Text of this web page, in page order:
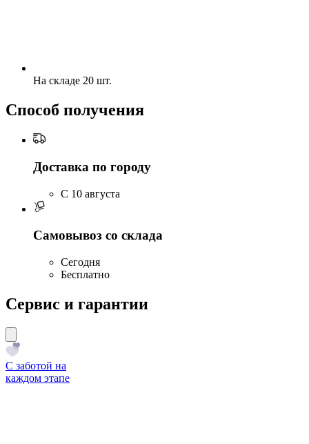
На складе 20 шт.
Способ получения
Доставка по городу
C 10 августа
Самовывоз со склада
Сегодня
Бесплатно
Сервис и гарантии
С заботой на
каждом этапе